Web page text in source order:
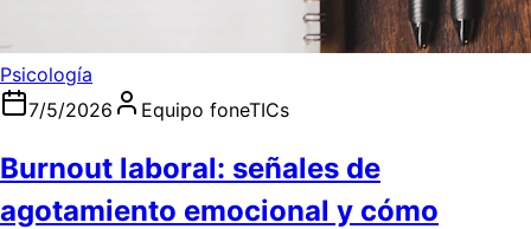
Psicología
7/5/2026
Equipo foneTICs
Burnout laboral: señales de
agotamiento emocional y cómo